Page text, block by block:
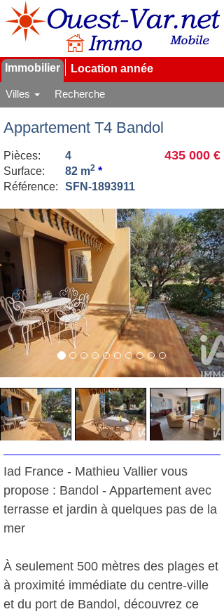
Immobilier Location année
Villes Recherche
Appartement T4 Bandol
435 000 €
Pièces:
4
Surface:
82 m2 *
Référence:
SFN-1893911
Iad France - Mathieu Vallier vous
propose : Bandol - Appartement avec
terrasse et jardin à quelques pas de la
mer
À seulement 500 mètres des plages et
à proximité immédiate du centre-ville
et du port de Bandol, découvrez ce